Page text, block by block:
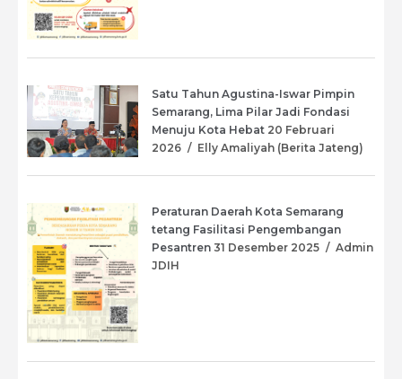
Satu Tahun Agustina-Iswar Pimpin
Semarang, Lima Pilar Jadi Fondasi
Menuju Kota Hebat 20 Februari
2026 / Elly Amaliyah (Berita Jateng)
Peraturan Daerah Kota Semarang
tetang Fasilitasi Pengembangan
Pesantren 31 Desember 2025 / Admin
JDIH